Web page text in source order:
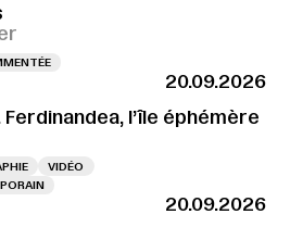
20.09.2026
l’île éphémère
VIDÉO
20.09.2026